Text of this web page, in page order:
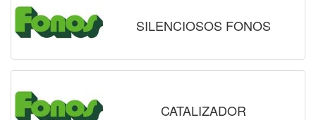
SILENCIOSOS FONOS
CATALIZADOR